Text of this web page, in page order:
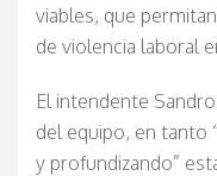
viables, que
de violencia laboral
El intendente
del equipo, en tanto
y profundizando”